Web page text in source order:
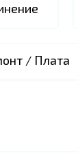
/ Плата